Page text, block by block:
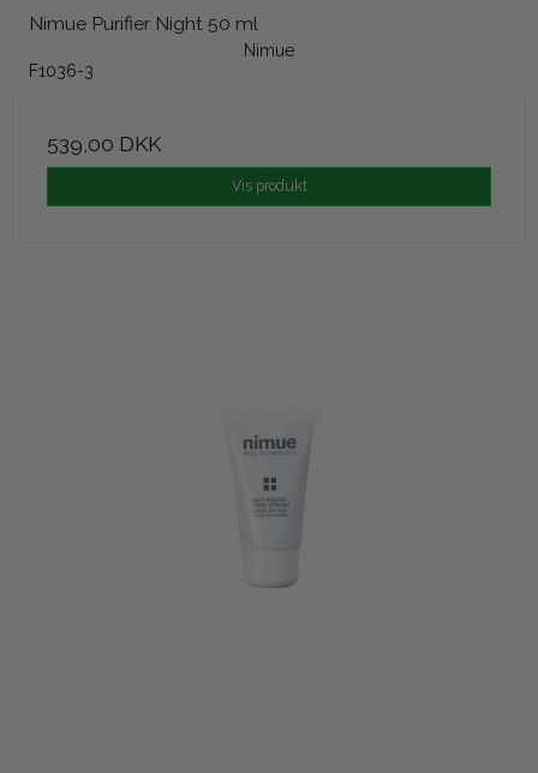
Nimue Purifier Night 50 ml
Nimue
F1036-3
539,00 DKK
Vis produkt